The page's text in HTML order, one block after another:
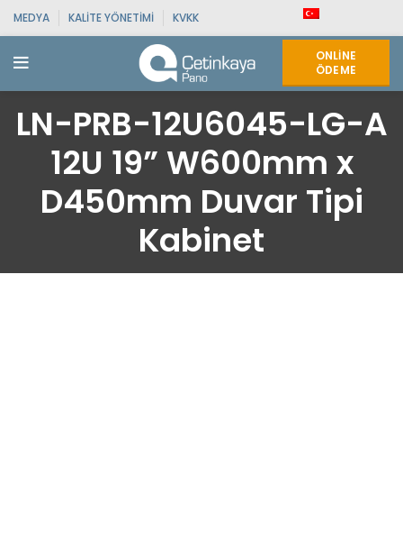
MEDYA KALITE YÖNETIMI KVKK
ONLINE
ÖDEME
LN-PRB-12U6045-LG-A
12U 19” W600mm x
D450mm Duvar Tipi
Kabinet